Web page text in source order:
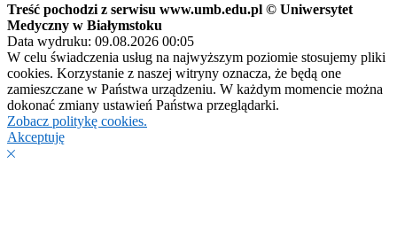
Treść pochodzi z serwisu www.umb.edu.pl © Uniwersytet
Medyczny w Białymstoku
Data wydruku: 09.08.2026 00:05
W celu świadczenia usług na najwyższym poziomie stosujemy pliki
cookies. Korzystanie z naszej witryny oznacza, że będą one
zamieszczane w Państwa urządzeniu. W każdym momencie można
dokonać zmiany ustawień Państwa przeglądarki.
Zobacz politykę cookies.
Akceptuję